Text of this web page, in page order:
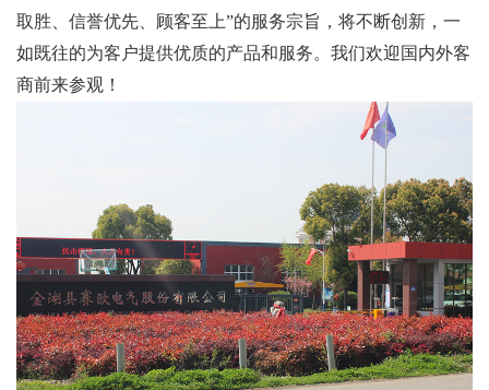
取胜、信誉优先、顾客至上”的服务宗旨，将不断创新，一
如既往的为客户提供优质的产品和服务。我们欢迎国内外客
商前来参观！